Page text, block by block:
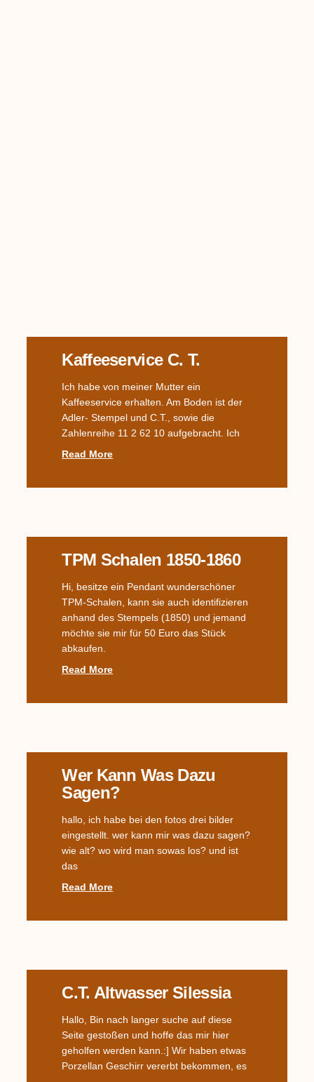
Kaffeeservice C. T.
Ich habe von meiner Mutter ein
Kaffeeservice erhalten. Am Boden ist der
Adler- Stempel und C.T., sowie die
Zahlenreihe 11 2 62 10 aufgebracht. Ich
Read More
TPM Schalen 1850-1860
Hi, besitze ein Pendant wunderschöner
TPM-Schalen, kann sie auch identifizieren
anhand des Stempels (1850) und jemand
möchte sie mir für 50 Euro das Stück
abkaufen.
Read More
Wer Kann Was Dazu
Sagen?
hallo, ich habe bei den fotos drei bilder
eingestellt. wer kann mir was dazu sagen?
wie alt? wo wird man sowas los? und ist
das
Read More
C.T. Altwasser Silessia
Hallo, Bin nach langer suche auf diese
Seite gestoßen und hoffe das mir hier
geholfen werden kann.:] Wir haben etwas
Porzellan Geschirr vererbt bekommen, es